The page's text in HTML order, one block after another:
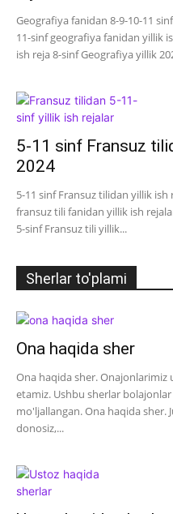
Geografiya fanidan 8-9-10-11
11-sinf geografiya fanidan yillik
ish reja 8-sinf Geografiya yillik
5-11 sinf Fransuz
2024
5-11 sinf Fransuz tilidan yillik ish
fransuz tili fanidan yillik ish
5-sinf Fransuz tili yillik...
Sherlar to'plami
Ona haqida sher
Ona haqida sher. Onajonlarimiz
etamiz. Ushbu sherlar
mo'ljallangan. Ona haqida sher.
donosiz,...